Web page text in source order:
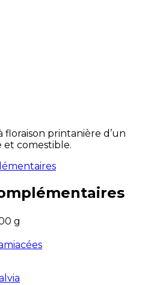
floraison printanière d’un
et comestible.
g